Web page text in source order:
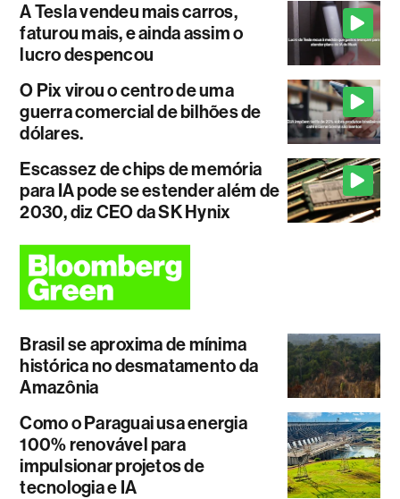
A Tesla vendeu mais carros,
faturou mais, e ainda assim o
lucro despencou
O Pix virou o centro de uma
guerra comercial de bilhões de
dólares.
Escassez de chips de memória
para IA pode se estender além de
2030, diz CEO da SK Hynix
Brasil se aproxima de mínima
histórica no desmatamento da
Amazônia
Como o Paraguai usa energia
100% renovável para
impulsionar projetos de
tecnologia e IA